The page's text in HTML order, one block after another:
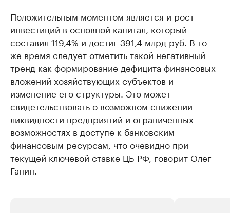
Положительным моментом является и рост
инвестиций в основной капитал, который
составил 119,4% и достиг 391,4 млрд руб. В то
же время следует отметить такой негативный
тренд как формирование дефицита финансовых
вложений хозяйствующих субъектов и
изменение его структуры. Это может
свидетельствовать о возможном снижении
ликвидности предприятий и ограниченных
возможностях в доступе к банковским
финансовым ресурсам, что очевидно при
текущей ключевой ставке ЦБ РФ, говорит Олег
Ганин.